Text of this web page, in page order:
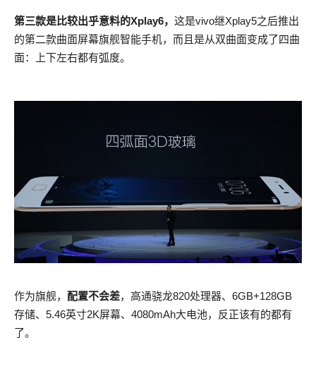
第三款是比较出乎意料的Xplay6， 这是vivo继Xplay5之后推出
的第二款曲面屏幕旗舰智能手机，而且是从双曲面变成了四曲
面：上下左右都有弧度。
作为旗舰， 配置不会差，高通骁龙820处理器、6GB+128GB
存储、5.46英寸2K屏幕、4080mAh大电池，反正该有的都有
了。